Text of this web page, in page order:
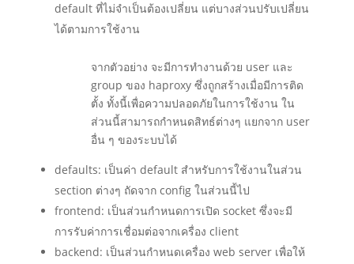
default ที่ไม่จำเป็นต้องเปลี่ยน แต่บางส่วนปรับเปลี่ยน
ได้ตามการใช้งาน
จากตัวอย่าง จะมีการทำงานด้วย user และ
group ของ haproxy ซึ่งถูกสร้างเมื่อมีการติด
ตั้ง ทั้งนี้เพื่อความปลอดภัยในการใช้งาน ใน
ส่วนนี้สามารถกำหนดสิทธ์ต่างๆ แยกจาก user
อื่น ๆ ของระบบได้
defaults: เป็นค่า default สำหรับการใช้งานในส่วน
section ต่างๆ ถัดจาก config ในส่วนนี้ไป
frontend: เป็นส่วนกำหนดการเปิด socket ซึ่งจะมี
การรับค่าการเชื่อมต่อจากเครื่อง client
backend: เป็นส่วนกำหนดเครื่อง web server เพื่อให้